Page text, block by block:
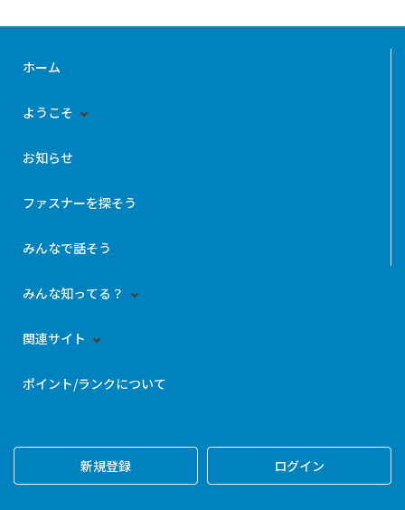
ホーム
ようこそ
お知らせ
ファスナーを探そう
みんなで話そう
みんな知ってる？
関連サイト
ポイント/ランクについて
新規登録 ログイン